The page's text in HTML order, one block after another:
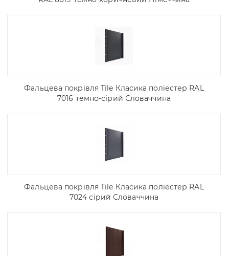
Фальцева покрівля Tile Класика поліестер RAL
7016 темно-сірий Словаччина
Фальцева покрівля Tile Класика поліестер RAL
7024 сірий Словаччина